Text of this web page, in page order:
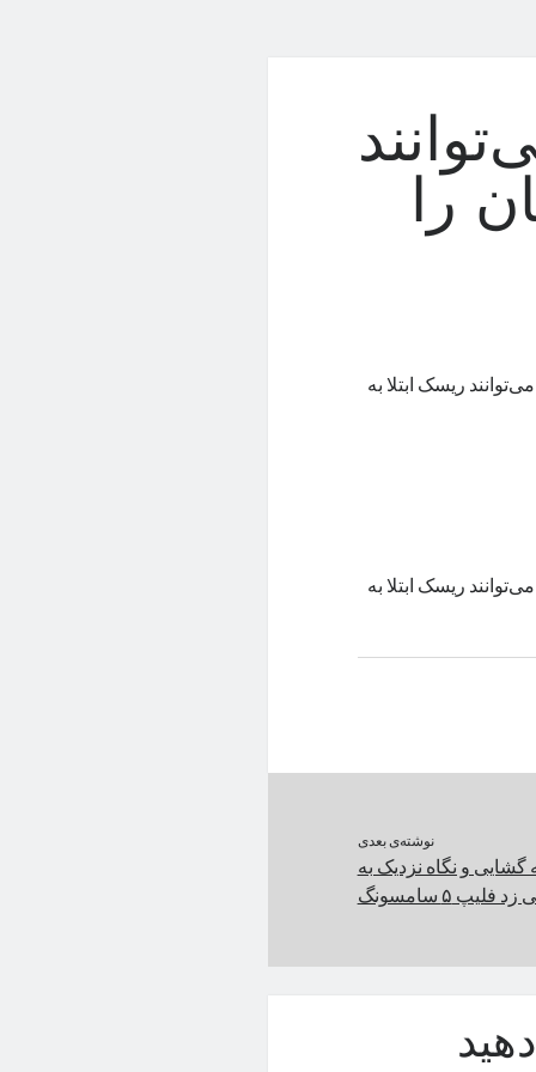
را
ریسک ابتلا به
ریسک ابتلا به
نوشته‌ی بعدی
گشایی و نگاه نزدیک به
۵ سامسونگ